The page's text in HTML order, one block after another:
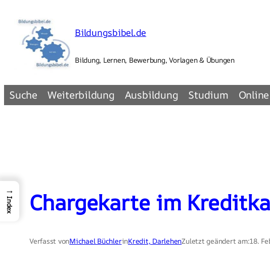
Inhalt
springen
Bildungsbibel.de
Bildung, Lernen, Bewerbung, Vorlagen & Übungen
Suche Weiterbildung Ausbildung Studium
Chargekarte im
Verfasst vonMichael BüchlerinKredit, DarlehenZuletzt geändert am:18.
→
Index